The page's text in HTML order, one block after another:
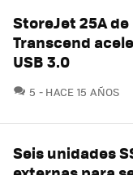
StoreJet 25A de
Transcend
USB 3.0
5 COMENTARIOS
HACE 15 AÑOS
Seis unidades